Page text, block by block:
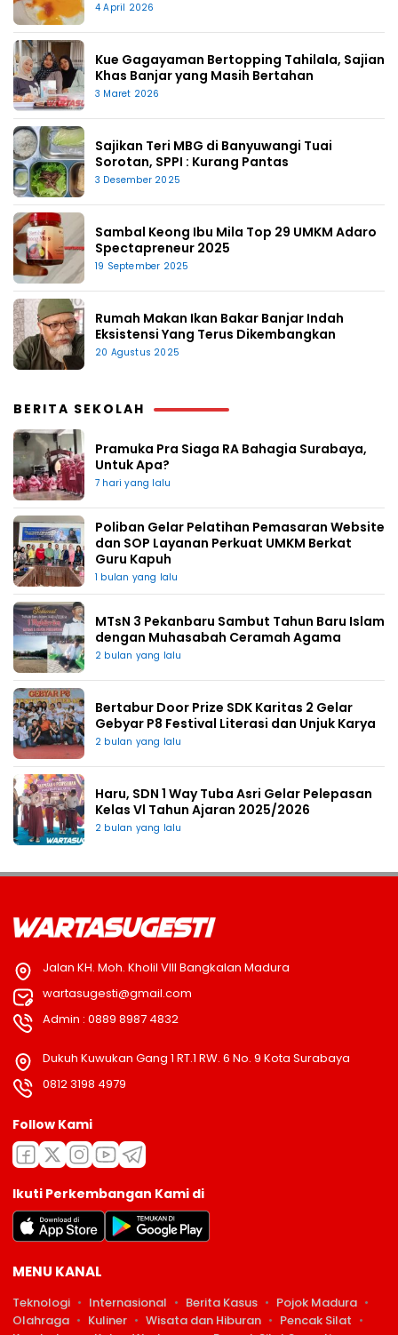
4 April 2026
Kue Gagayaman Bertopping Tahilala, Sajian
Khas Banjar yang Masih Bertahan
3 Maret 2026
Sajikan Teri MBG di Banyuwangi Tuai
Sorotan, SPPI : Kurang Pantas
3 Desember 2025
Sambal Keong Ibu Mila Top 29 UMKM Adaro
Spectapreneur 2025
19 September 2025
Rumah Makan Ikan Bakar Banjar Indah
Eksistensi Yang Terus Dikembangkan
20 Agustus 2025
BERITA SEKOLAH
Pramuka Pra Siaga RA Bahagia Surabaya,
Untuk Apa?
7 hari yang lalu
Poliban Gelar Pelatihan Pemasaran Website
dan SOP Layanan Perkuat UMKM Berkat
Guru Kapuh
1 bulan yang lalu
MTsN 3 Pekanbaru Sambut Tahun Baru Islam
dengan Muhasabah Ceramah Agama
2 bulan yang lalu
Bertabur Door Prize SDK Karitas 2 Gelar
Gebyar P8 Festival Literasi dan Unjuk Karya
2 bulan yang lalu
Haru, SDN 1 Way Tuba Asri Gelar Pelepasan
Kelas Vl Tahun Ajaran 2025/2026
2 bulan yang lalu
Jalan KH. Moh. Kholil VIII Bangkalan Madura
wartasugesti@gmail.com
Admin : 0889 8987 4832
Dukuh Kuwukan Gang 1 RT.1 RW. 6 No. 9 Kota Surabaya
0812 3198 4979
Follow Kami
Ikuti Perkembangan Kami di
MENU KANAL
Teknologi Internasional Berita Kasus
Pojok Madura
Olahraga
Kuliner Wisata dan Hiburan
Pencak Silat